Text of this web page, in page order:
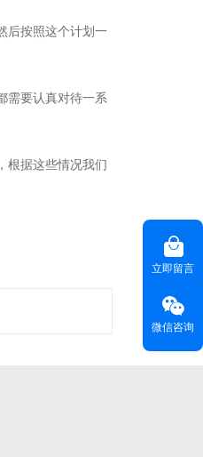
后按照这个计划一
需要认真对待一系
根据这些情况我们
立即留言
微信咨询